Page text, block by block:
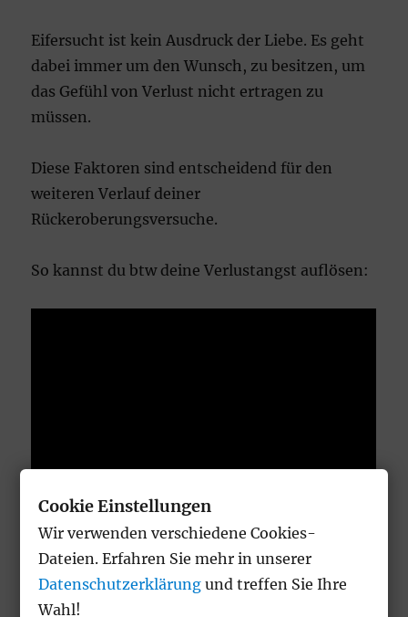
Eifersucht ist kein Ausdruck der Liebe. Es geht
dabei immer um den Wunsch, zu besitzen, um
das Gefühl von Verlust nicht ertragen zu
müssen.
Diese Faktoren sind entscheidend für den
weiteren Verlauf deiner
Rückeroberungsversuche.
So kannst du btw deine Verlustangst auflösen:
Cookie Einstellungen
Wir verwenden verschiedene Cookies-
Dateien. Erfahren Sie mehr in unserer
Datenschutzerklärung und treffen Sie Ihre
Wahl!